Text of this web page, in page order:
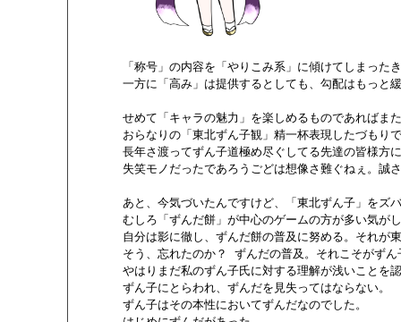
「称号」の内容を「やりこみ系」に傾けてしまった
一方に「高み」は提供するとしても、勾配はもっと
せめて「キャラの魅力」を楽しめるものであればま
おらなりの「東北ずん子観」精一杯表現したづもり
長年さ渡ってずん子道極め尽ぐしてる先達の皆様方
失笑モノだったであろうごどは想像さ難ぐねぇ。誠
あと、今気づいたんですけど、「東北ずん子」をズ
むしろ「ずんだ餅」が中心のゲームの方が多い気が
自分は影に徹し、ずんだ餅の普及に努める。それが
そう、忘れたのか？ ずんだの普及。それこそがずん
やはりまだ私のずん子氏に対する理解が浅いことを
       ずん子にとらわれ、ずんだを見失ってはならない。
       ずん子はその本性においてずんだなのでした。